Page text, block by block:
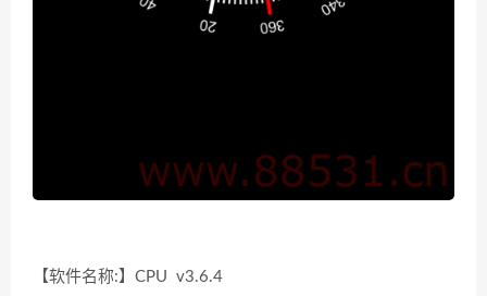
【软件名称:】CPU v3.6.4